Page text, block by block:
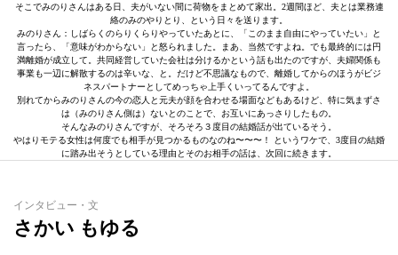
そこでみのりさんはある日、夫がいない間に荷物をまとめて家出。2週間ほど、夫とは業務連
絡のみのやりとり、という日々を送ります。
みのりさん：しばらくのらりくらりやっていたあとに、「このまま自由にやっていたい」と
言ったら、「意味がわからない」と怒られました。まあ、当然ですよね。でも最終的には円
満離婚が成立して。共同経営していた会社は分けるかという話も出たのですが、夫婦関係も
事業も一辺に解散するのは辛いな、と。だけど不思議なもので、離婚してからのほうがビジ
ネスパートナーとしてめっちゃ上手くいってるんですよ。
別れてからみのりさんの今の恋人と元夫が顔を合わせる場面などもあるけど、特に気まずさ
は（みのりさん側は）ないとのことで、お互いにあっさりしたもの。
そんなみのりさんですが、そろそろ３度目の結婚話が出ているそう。
やはりモテる女性は何度でも相手が見つかるものなのね〜〜〜！ というワケで、3度目の結婚
に踏み出そうとしている理由とそのお相手の話は、次回に続きます。
インタビュー・文
さかい もゆる